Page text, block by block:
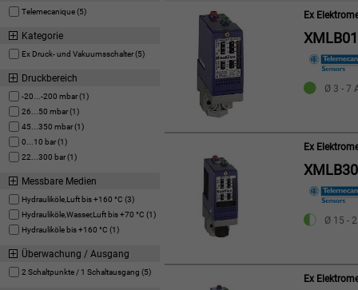
Telemecanique (5)
Kategorie
Ex Druck- und Vakuumsschalter (5)
Druckbereich
-20...-200 mbar (1)
26...50 mbar (1)
45...350 mbar (1)
0...10 bar (1)
22...300 bar (1)
Messbare Medien
Hydrauliköle,Luft bis +160 °C (3)
Hydrauliköle,Wasser,Luft bis +70 °C (1)
Hydrauliköle bis +160 °C (1)
Überwachung / Ausgang
2 Schaltpunkte / 1 Schaltausgang (5)
Ex
Ø 3 - 7
Ex
Ø 15 -
Ex